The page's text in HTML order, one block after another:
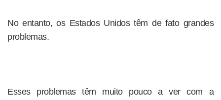
No entanto, os Estados Unidos têm de fato grandes
problemas.
Esses problemas têm muito pouco a ver com a